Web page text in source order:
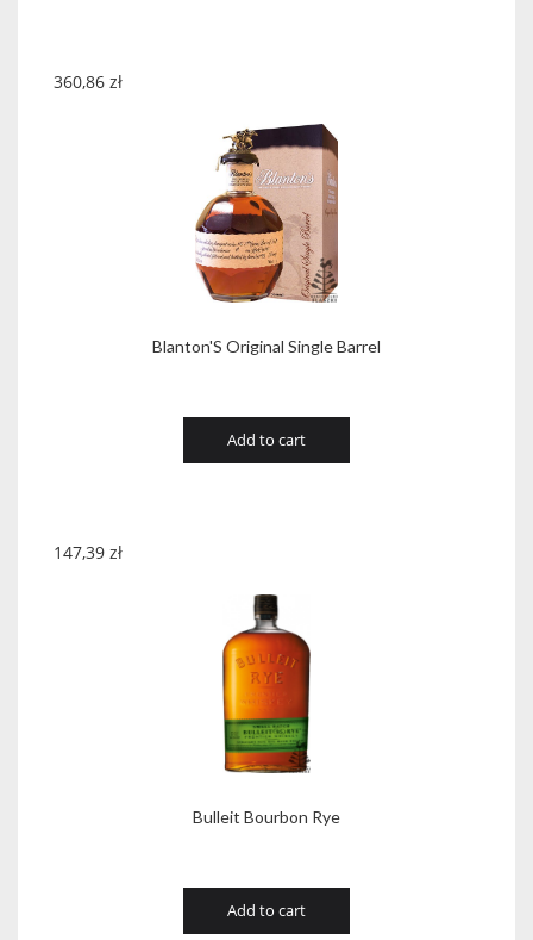
Blanton'S Original Single Barrel
360,86 zł
Add to cart
Bulleit Bourbon Rye
147,39 zł
Add to cart